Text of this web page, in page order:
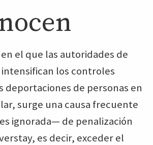
el que las autoridades de
intensifican los controles
deportaciones de personas en
surge una causa frecuente
ignorada— de penalización
es decir, exceder el